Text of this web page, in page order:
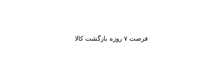
فرصت ۷ روزه بازگشت کالا